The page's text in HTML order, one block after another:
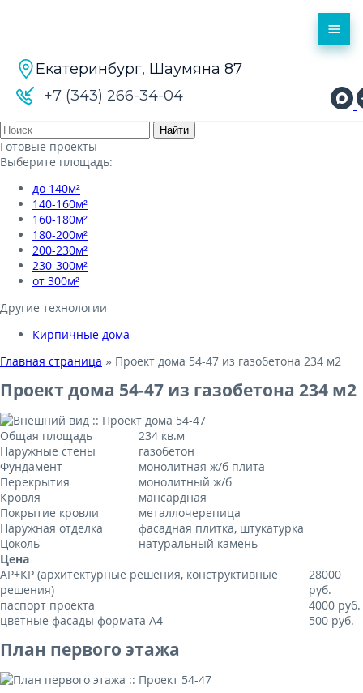
Екатеринбург, Шаумяна 87
+7 (343) 266-34-04
Готовые проекты
Выберите площадь:
до 140м²
140-160м²
160-180м²
180-200м²
200-230м²
230-300м²
от 300м²
Другие технологии
Кирпичные дома
Главная страница » Проект дома 54-47 из газобетона 234 м2
Проект дома 54-47 из газобетона 234 м2
Общая площадь
234 кв.м
Наружные стены
газобетон
Фундамент
монолитная ж/б плита
Перекрытия
монолитный ж/б
Кровля
мансардная
Покрытие кровли
металлочерепица
Наружная отделка
фасадная плитка, штукатурка
Цоколь
натуральный камень
Цена
АР+КР (архитектурные решения, конструктивные
решения)
28000
руб.
паспорт проекта
4000 руб.
цветные фасады формата А4
500 руб.
План первого этажа